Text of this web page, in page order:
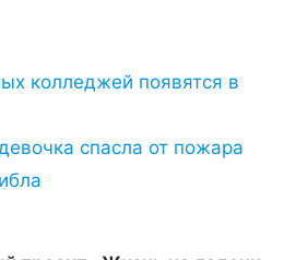
колледжей появятся в
спасла от пожара